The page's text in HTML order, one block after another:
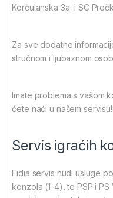
Korčulanska 3a i SC
Za sve dodatne
stručnom i ljubaznom
Imate problema s vašom
ćete naći u našem servisu!
Servis igraćih
Fidia servis nudi usluge
konzola (1-4), te PSP i